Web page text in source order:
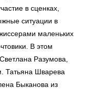
в сценках,
ситуации в
маленьких
В этом
Разумова,
Татьяна Шварева
Быканова из